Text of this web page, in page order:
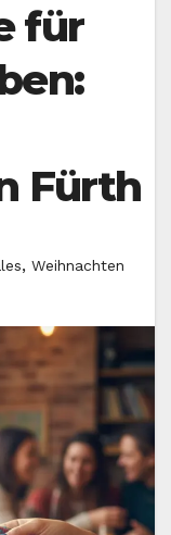
für
Fürth
, Weihnachten